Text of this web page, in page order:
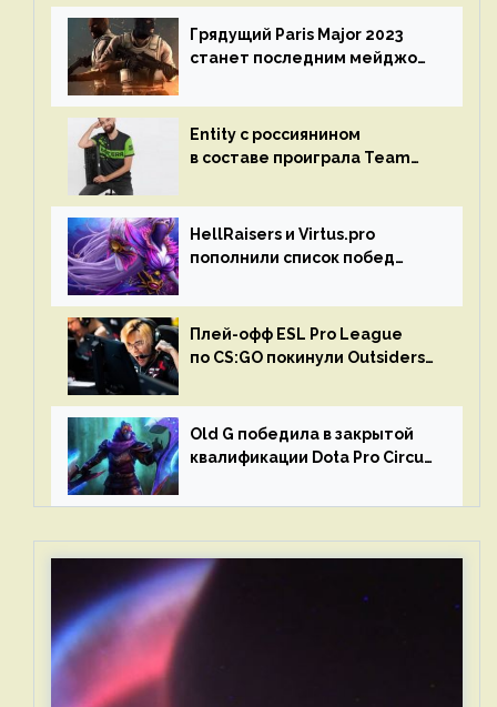
Грядущий Paris Major 2023
станет последним мейджор-
Entity с россиянином
в составе проиграла Team
HellRaisers и Virtus.pro
пополнили список побед
Плей-офф ESL Pro League
по CS:GO покинули Outsiders
Old G победила в закрытой
квалификации Dota Pro Circuit